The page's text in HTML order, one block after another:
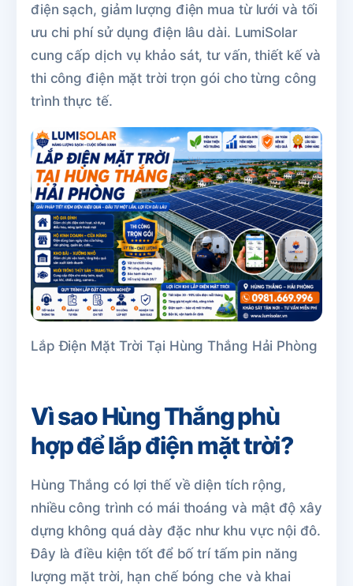
điện sạch, giảm lượng điện mua từ lưới và tối
ưu chi phí sử dụng điện lâu dài. LumiSolar
cung cấp dịch vụ khảo sát, tư vấn, thiết kế và
thi công điện mặt trời trọn gói cho từng công
trình thực tế.
Lắp Điện Mặt Trời Tại Hùng Thắng Hải Phòng
Vì sao Hùng Thắng phù
hợp để lắp điện mặt trời?
Hùng Thắng có lợi thế về diện tích rộng,
nhiều công trình có mái thoáng và mật độ xây
dựng không quá dày đặc như khu vực nội đô.
Đây là điều kiện tốt để bố trí tấm pin năng
lượng mặt trời, hạn chế bóng che và khai